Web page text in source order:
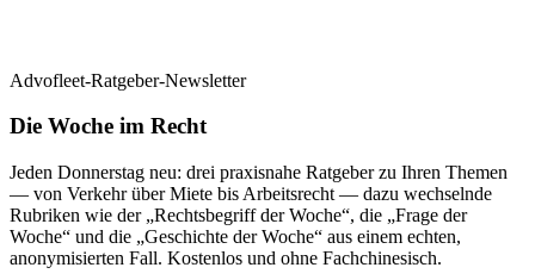
Advofleet-Ratgeber-Newsletter
Die Woche im Recht
Jeden Donnerstag neu: drei praxisnahe Ratgeber zu Ihren Themen
— von Verkehr über Miete bis Arbeitsrecht — dazu wechselnde
Rubriken wie der „Rechtsbegriff der Woche“, die „Frage der
Woche“ und die „Geschichte der Woche“ aus einem echten,
anonymisierten Fall. Kostenlos und ohne Fachchinesisch.